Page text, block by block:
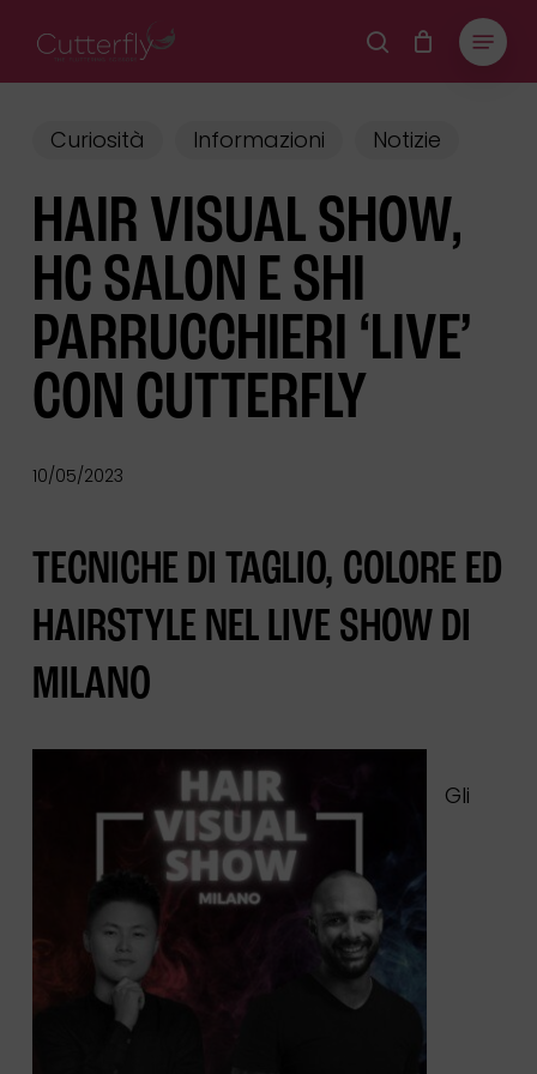
main
search
Menu
CART Close
Cart
Curiosità Informazioni Notizie
HAIR VISUAL SHOW,
HC SALON E SHI
PARRUCCHIERI ‘LIVE’
CON CUTTERFLY
10/05/2023
TECNICHE DI TAGLIO, COLORE ED
HAIRSTYLE NEL LIVE SHOW DI
MILANO
Gli